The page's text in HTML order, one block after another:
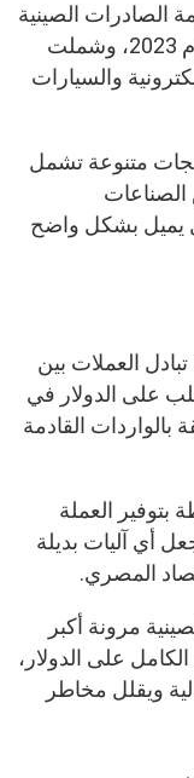
الصادرات الصينية
إلى مصر نحو 13.3 مليار دولار خلال عام 2023، وشملت
والسيارات
متنوعة تشمل
الصناعات
يميل بشكل واضح
العملات بين
على الدولار في
بالواردات القادمة
العملة
أي آليات بديلة
المصري.
مرونة أكبر
الكامل على الدولار،
ويقلل مخاطر